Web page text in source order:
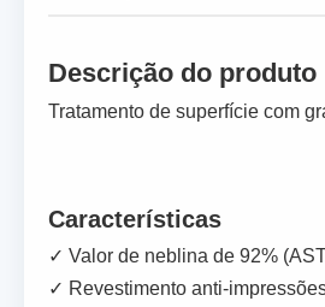
Descrição do produto
Tratamento de superfície com
Características
✓ Valor de neblina de 92%
✓ Revestimento anti-